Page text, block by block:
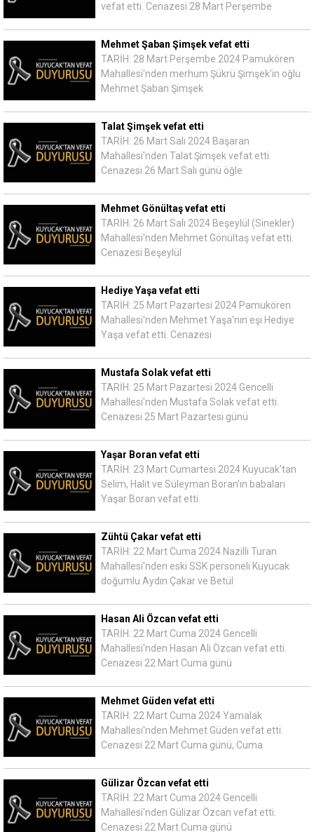
vefat etti. Cenazesi 28 Mart Perşembe
Mehmet Şaban Şimşek vefat etti
TARİH: 28 Mart Perşembe 2024 Pamukören
Mahallesi'nden merhum Şükrü Şimşek'in oğlu
Mehmet Şaban Şimşek
Talat Şimşek vefat etti
TARİH: 26 Mart Salı 2024 Başaran
Mahallesi'nden Talat Şimşek vefat etti.
Cenazesi 26 Mart Salı günü öğle
Mehmet Gönültaş vefat etti
TARİH: 26 Mart Salı 2024 Beşeylül (Sinekler)
Mahallesi'nden Mehmet Gönültaş vefat etti.
Cenazesi Beşeylül
Hediye Yaşa vefat etti
TARİH: 25 Mart Pazartesi 2024 Pamukören
Mahallesi'nden Mehmet Yaşa'nın eşi Hediye
Yaşa vefat etti. Cenazesi
Mustafa Solak vefat etti
TARİH: 25 Mart Pazartesi 2024 Gencelli
Mahallesi'nden Mustafa Solak vefat etti.
Cenazesi 25 Mart Pazartesi günü
Yaşar Boran vefat etti
TARİH: 23 Mart Cumartesi 2024 Kuyucak'tan
Selim, Halit ve Süleyman Boran'ın babaları
Yaşar Boran vefat etti.
Zühtü Çakar vefat etti
TARİH: 22 Mart Cuma 2024 Nazilli Turan
Mahallesi'nden eski SSK personeli Kuyucak
doğumlu Aydın Çakar ve Betül
Hasan Ali Özcan vefat etti
TARİH: 22 Mart Cuma 2024 Gencelli
Mahallesi'nden Hasan Ali Özcan vefat etti.
Cenazesi 22 Mart Cuma günü
Mehmet Güden vefat etti
TARİH: 22 Mart Cuma 2024 Yamalak
Mahallesi'nden Mehmet Güden vefat etti.
Cenazesi 22 Mart Cuma günü, Cuma
Gülizar Özcan vefat etti
TARİH: 22 Mart Cuma 2024 Gencelli
Mahallesi'nden Gülizar Özcan vefat etti.
Cenazesi 22 Mart Cuma günü